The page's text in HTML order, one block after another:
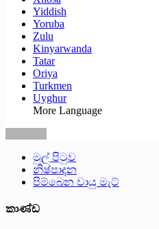
Yiddish
Yoruba
Zulu
Kinyarwanda
Tatar
Oriya
Turkmen
Uyghur
More Language
මුල් පිටුව
නිෂ්පාදන
පිම්බෙන වායු මැට්
කාණ්ඩ